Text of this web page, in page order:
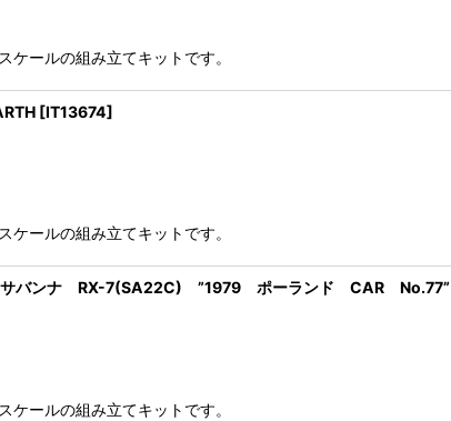
ケールの組み立てキットです。
[IT13674]
ケールの組み立てキットです。
バンナ RX-7(SA22C) ”1979 ポーランド CAR No.77”
ケールの組み立てキットです。